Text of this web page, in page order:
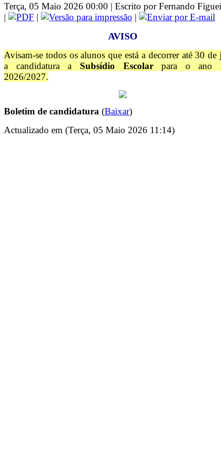
Terça, 05 Maio 2026 00:00 | Escrito por Fernando
|
| |
AVISO
Avisam-se todos os alunos que está a decorrer até 30 de
a candidatura a Subsídio Escolarpara o ano
2026/2027.
Boletim de candidatura (Baixar)
Actualizado em (Terça, 05 Maio 2026 11:14)